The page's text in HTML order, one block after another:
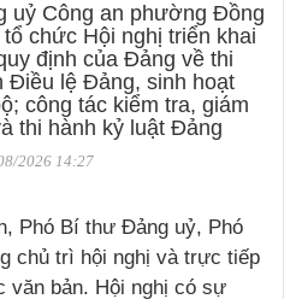
uỷ Công an phường Đồng
tổ chức Hội nghị triển khai
định của Đảng về thi
Điều lệ Đảng, sinh hoạt
công tác kiểm tra, giám
thi hành kỷ luật Đảng
2026 14:27
Phó Bí thư Đảng uỷ, Phó
chủ trì hội nghị và trực tiếp
văn bản. Hội nghị có sự